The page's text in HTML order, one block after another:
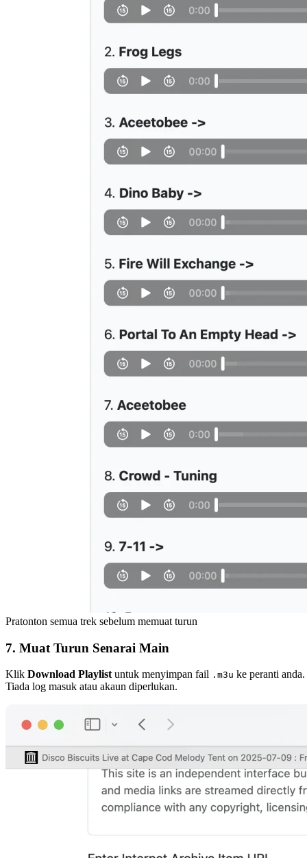
Pratonton semua trek sebelum memuat turun
7. Muat Turun Senarai Main
Klik Download Playlist untuk menyimpan fail .m3u ke peranti anda.
Tiada log masuk atau akaun diperlukan.